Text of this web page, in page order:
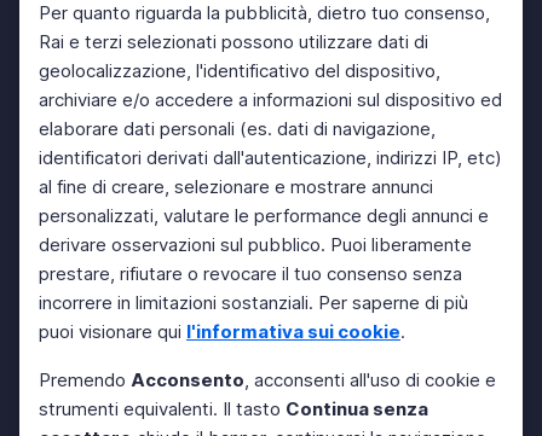
Per quanto riguarda la pubblicità, dietro tuo consenso,
Rai e terzi selezionati possono utilizzare dati di
geolocalizzazione, l'identificativo del dispositivo,
archiviare e/o accedere a informazioni sul dispositivo ed
elaborare dati personali (es. dati di navigazione,
identificatori derivati dall'autenticazione, indirizzi IP, etc)
al fine di creare, selezionare e mostrare annunci
personalizzati, valutare le performance degli annunci e
derivare osservazioni sul pubblico. Puoi liberamente
prestare, rifiutare o revocare il tuo consenso senza
incorrere in limitazioni sostanziali. Per saperne di più
puoi visionare qui l'informativa sui cookie.
Premendo Acconsento, acconsenti all'uso di cookie e
strumenti equivalenti. Il tasto Continua senza